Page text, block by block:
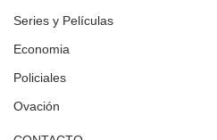
Series y Películas
Economia
Policiales
Ovación